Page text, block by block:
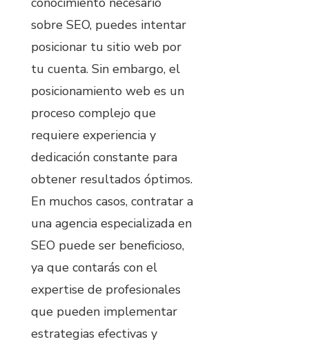
sobre SEO, puedes intentar
posicionar tu sitio web por
tu cuenta. Sin embargo, el
posicionamiento web es un
proceso complejo que
requiere experiencia y
dedicación constante para
obtener resultados óptimos.
En muchos casos, contratar a
una agencia especializada en
SEO puede ser beneficioso,
ya que contarás con el
expertise de profesionales
que pueden implementar
estrategias efectivas y